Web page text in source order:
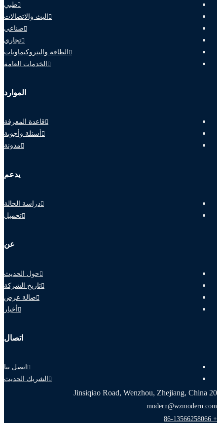
طبي
البث والاتصالات
صناعي
تجاري
الطاقة والبتروكيماويات
الخدمات العامة
الموارد
قاعدة المعرفة
أسئلة وأجوبة
مدونة
يدعم
دراسة الحالة
تحميل
عن
حول الحديث
تاريخ الشركة
صالة عرض
أخبار
اتصال
اتصل بنا
الشريك الحديث
20 Jinsiqiao Road, Wenzhou, Zhejiang, China
modern@wzmodern.com
+ 86-13566258066